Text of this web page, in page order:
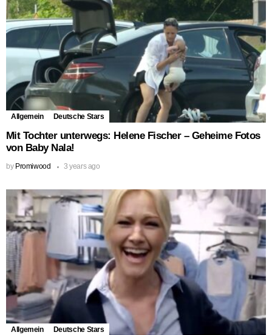
Allgemein Deutsche Stars
Mit Tochter unterwegs: Helene Fischer – Geheime Fotos
von Baby Nala!
by Promiwood 3 years ago
Allgemein Deutsche Stars